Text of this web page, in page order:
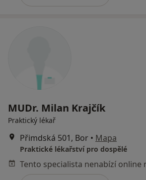
MUDr. Milan Krajčík
Praktický lékař
Přimdská 501, Bor • Mapa
Praktické lékařství pro dospělé